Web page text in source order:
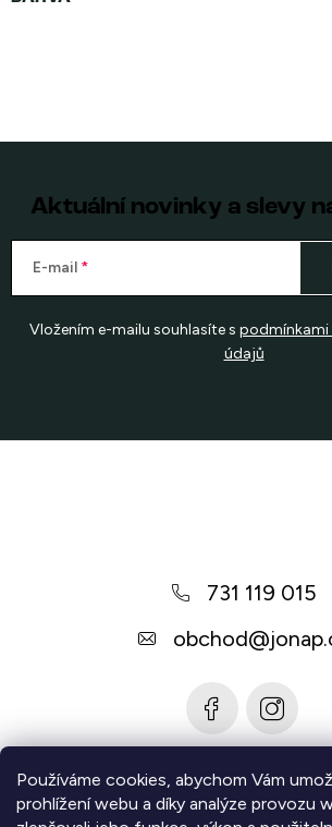
Používáme cookies, abychom Vám
prohlížení webu a díky analýze provozu
Aktuální novinky a slevy
E-mail
Vložením e-mailu souhlasíte s podmínkami
údajů
731 119 015
obchod@
Informace pro vás